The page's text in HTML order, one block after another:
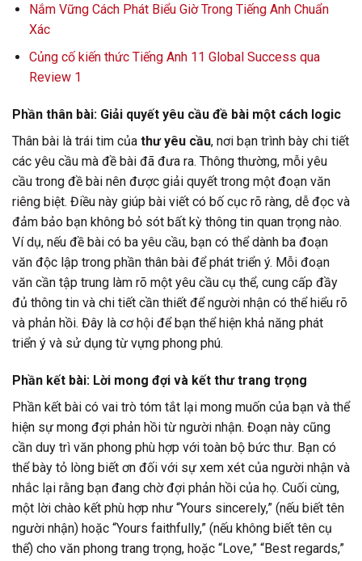
Nắm Vững Cách Phát Biểu Giờ Trong Tiếng Anh Chuẩn
Xác
Củng cố kiến thức Tiếng Anh 11 Global Success qua
Review 1
Phần thân bài: Giải quyết yêu cầu đề bài một cách logic
Thân bài là trái tim của thư yêu cầu, nơi bạn trình bày chi tiết
các yêu cầu mà đề bài đã đưa ra. Thông thường, mỗi yêu
cầu trong đề bài nên được giải quyết trong một đoạn văn
riêng biệt. Điều này giúp bài viết có bố cục rõ ràng, dễ đọc và
đảm bảo bạn không bỏ sót bất kỳ thông tin quan trọng nào.
Ví dụ, nếu đề bài có ba yêu cầu, bạn có thể dành ba đoạn
văn độc lập trong phần thân bài để phát triển ý. Mỗi đoạn
văn cần tập trung làm rõ một yêu cầu cụ thể, cung cấp đầy
đủ thông tin và chi tiết cần thiết để người nhận có thể hiểu rõ
và phản hồi. Đây là cơ hội để bạn thể hiện khả năng phát
triển ý và sử dụng từ vựng phong phú.
Phần kết bài: Lời mong đợi và kết thư trang trọng
Phần kết bài có vai trò tóm tắt lại mong muốn của bạn và thể
hiện sự mong đợi phản hồi từ người nhận. Đoạn này cũng
cần duy trì văn phong phù hợp với toàn bộ bức thư. Bạn có
thể bày tỏ lòng biết ơn đối với sự xem xét của người nhận và
nhắc lại rằng bạn đang chờ đợi phản hồi của họ. Cuối cùng,
một lời chào kết phù hợp như “Yours sincerely,” (nếu biết tên
người nhận) hoặc “Yours faithfully,” (nếu không biết tên cụ
thể) cho văn phong trang trọng, hoặc “Love,” “Best regards,”